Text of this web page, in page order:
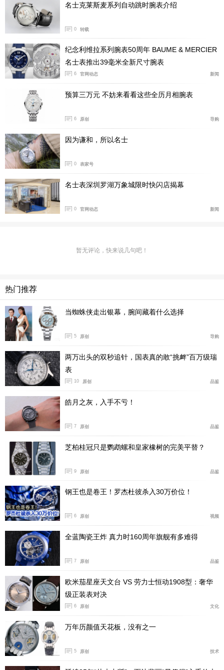
名士克莱斯麦系列自动跳时腕表介绍
0 转载
纪念利维拉系列腕表50周年 BAUME & MERCIER
名士表推出39毫米全新尺寸腕表
6 官网动态 新闻
预算三万元 不妨来看看这些全历月相腕表
6 原创 导购
因为谦和，所以名士
0 表家号
名士表深圳罗湖万象城限时快闪店揭幕
0 官网动态 新闻
暂无评论，快来说几句吧！
热门推荐
当蜘蛛侠走出银幕，腕间藏着什么选择
5 原创 导购
两万出头的双秒追针，国表真的敢“挑衅”百万级瑞
表
10 原创 品鉴
皓月之灰，入手不亏！
7 原创 品鉴
芝柏桂冠只是鹦鹉螺和皇家橡树的完美平替？
9 原创 品鉴
钢王也是卷王！罗杰杜彼杀入30万价位！
6 原创 视频
全蓝陶瓷王炸 真力时160周年旗舰有多难得
7 原创 品鉴
欧米茄星座天文台 VS 劳力士恒动1908型：奢华
级正装表对决
6 原创 文化
万年历颜值天花板，没有之一
5 原创 技术